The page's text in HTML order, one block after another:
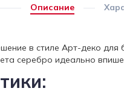
Описание
в стиле Арт-деко
серебро идеально